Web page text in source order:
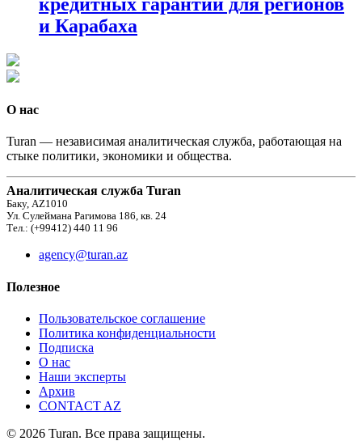
и Карабаха
О нас
Turan — независимая аналитическая служба, работающая на
стыке политики, экономики и общества.
Аналитическая служба Turan
Баку, AZ1010
Ул. Сулеймана Рагимова 186, кв. 24
Тел.: (+99412) 440 11 96
agency@turan.az
Полезное
Пользовательское соглашение
Политика конфиденциальности
Подписка
О нас
Наши эксперты
Архив
CONTACT AZ
© 2026 Turan. Все права защищены.